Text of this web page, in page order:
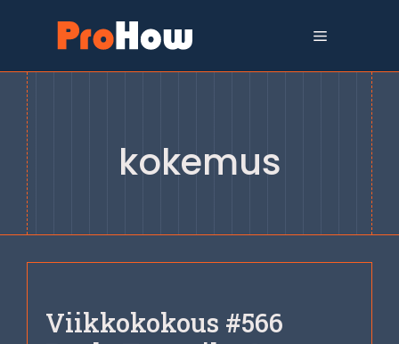
sisältöön
Valikko
kokemus
Viikkokokous #566